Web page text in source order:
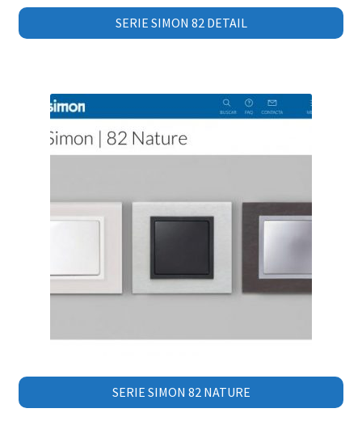
SERIE SIMON 82 DETAIL
SERIE SIMON 82 NATURE